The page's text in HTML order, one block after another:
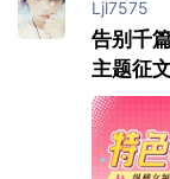
Ljl7575
告别千
主题征